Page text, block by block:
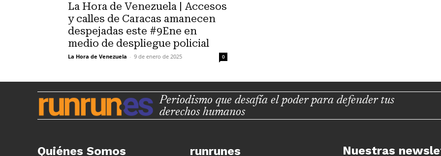
La Hora de Venezuela | Accesos
y calles de Caracas amanecen
despejadas este #9Ene en
medio de despliegue policial
La Hora de Venezuela - 9 de enero de 2025 0
Periodismo que desafía el poder para defender tus
derechos humanos
Quiénes Somos runrunes Nuestras